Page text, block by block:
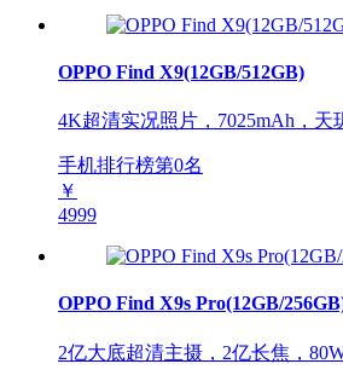
OPPO Find X9(12GB/512GB)
4K超清实况照片，7025mAh，天
手机排行榜第0名
￥
4999
OPPO Find X9s Pro(12GB/
2亿大底超清主摄，2亿长焦，